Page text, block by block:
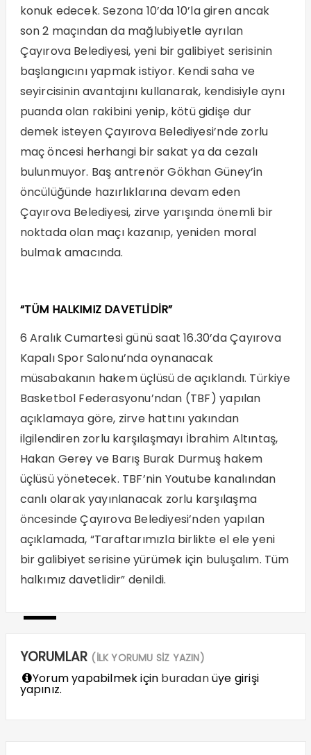
konuk edecek. Sezona 10’da 10’la giren ancak
son 2 maçından da mağlubiyetle ayrılan
Çayırova Belediyesi, yeni bir galibiyet serisinin
başlangıcını yapmak istiyor. Kendi saha ve
seyircisinin avantajını kullanarak, kendisiyle aynı
puanda olan rakibini yenip, kötü gidişe dur
demek isteyen Çayırova Belediyesi’nde zorlu
maç öncesi herhangi bir sakat ya da cezalı
bulunmuyor. Baş antrenör Gökhan Güney’in
öncülüğünde hazırlıklarına devam eden
Çayırova Belediyesi, zirve yarışında önemli bir
noktada olan maçı kazanıp, yeniden moral
bulmak amacında.
“TÜM HALKIMIZ DAVETLİDİR”
6 Aralık Cumartesi günü saat 16.30’da Çayırova
Kapalı Spor Salonu’nda oynanacak
müsabakanın hakem üçlüsü de açıklandı. Türkiye
Basketbol Federasyonu’ndan (TBF) yapılan
açıklamaya göre, zirve hattını yakından
ilgilendiren zorlu karşılaşmayı İbrahim Altıntaş,
Hakan Gerey ve Barış Burak Durmuş hakem
üçlüsü yönetecek. TBF’nin Youtube kanalından
canlı olarak yayınlanacak zorlu karşılaşma
öncesinde Çayırova Belediyesi’nden yapılan
açıklamada, “Taraftarımızla birlikte el ele yeni
bir galibiyet serisine yürümek için buluşalım. Tüm
halkımız davetlidir” denildi.
—
YORUMLAR (İLK YORUMU SİZ YAZIN)
Yorum yapabilmek için buradanüye girişi
yapınız.